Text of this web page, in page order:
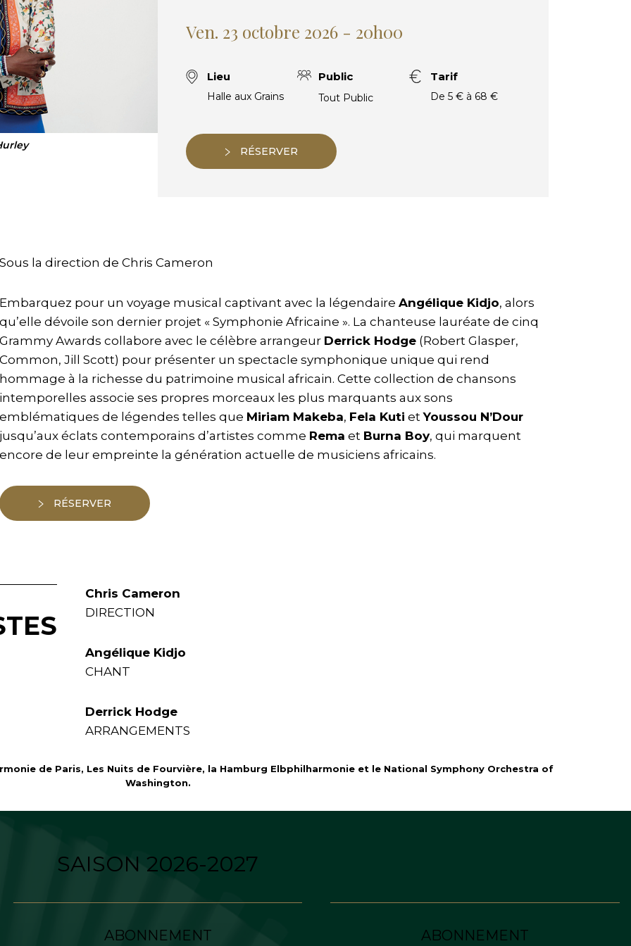
Ven. 23 octobre 2026 - 20h00
Lieu
Halle aux Grains
Public
Tout Public
Tarif
De 5 € à 68 €
RÉSERVER
Sous la direction de Chris Cameron
Embarquez pour un voyage musical captivant avec la légendaire Angélique Kidjo, alors
qu’elle dévoile son dernier projet « Symphonie Africaine ». La chanteuse lauréate de cinq
Grammy Awards collabore avec le célèbre arrangeur Derrick Hodge (Robert Glasper,
Common, Jill Scott) pour présenter un spectacle symphonique unique qui rend
hommage à la richesse du patrimoine musical africain. Cette collection de chansons
intemporelles associe ses propres morceaux les plus marquants aux sons
emblématiques de légendes telles que Miriam Makeba, Fela Kuti etYoussou N’Dour
jusqu’aux éclats contemporains d’artistes comme Rema et Burna Boy, qui marquent
encore de leur empreinte la génération actuelle de musiciens africains.
RÉSERVER
Chris Cameron
DIRECTION
Angélique Kidjo
CHANT
Derrick Hodge
ARRANGEMENTS
de Paris, Les Nuits de Fourvière, la Hamburg Elbphilharmonie et le National Symphony Orchestra of
Washington.
SAISON 2026-2027
ABONNEMENT ABONNEMENT